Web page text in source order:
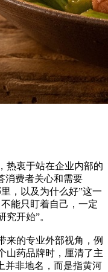
热衷于站在企业内部的
消费者关心和需要
，以及为什么好”这一
能只盯着自己，一定
开始”。
来的专业外部视角，例
山药品牌时，厘清了主
非地名，而是指黄河